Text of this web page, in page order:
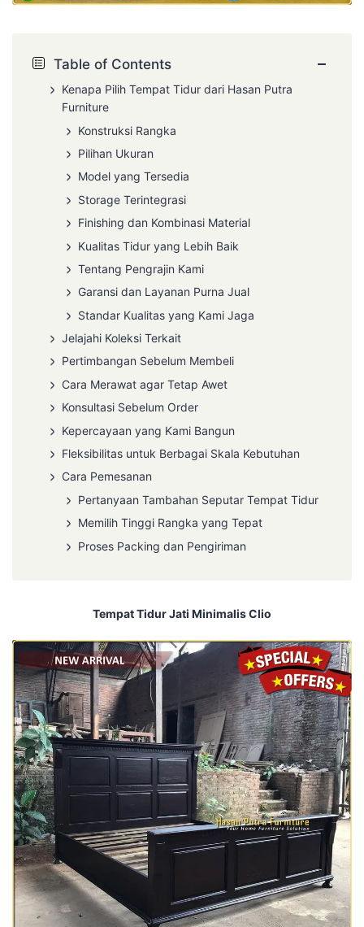
Table of Contents −
Kenapa Pilih Tempat Tidur dari Hasan Putra
Furniture
Konstruksi Rangka
Pilihan Ukuran
Model yang Tersedia
Storage Terintegrasi
Finishing dan Kombinasi Material
Kualitas Tidur yang Lebih Baik
Tentang Pengrajin Kami
Garansi dan Layanan Purna Jual
Standar Kualitas yang Kami Jaga
Jelajahi Koleksi Terkait
Pertimbangan Sebelum Membeli
Cara Merawat agar Tetap Awet
Konsultasi Sebelum Order
Kepercayaan yang Kami Bangun
Fleksibilitas untuk Berbagai Skala Kebutuhan
Cara Pemesanan
Pertanyaan Tambahan Seputar Tempat Tidur
Memilih Tinggi Rangka yang Tepat
Proses Packing dan Pengiriman
Tempat Tidur Jati Minimalis Clio